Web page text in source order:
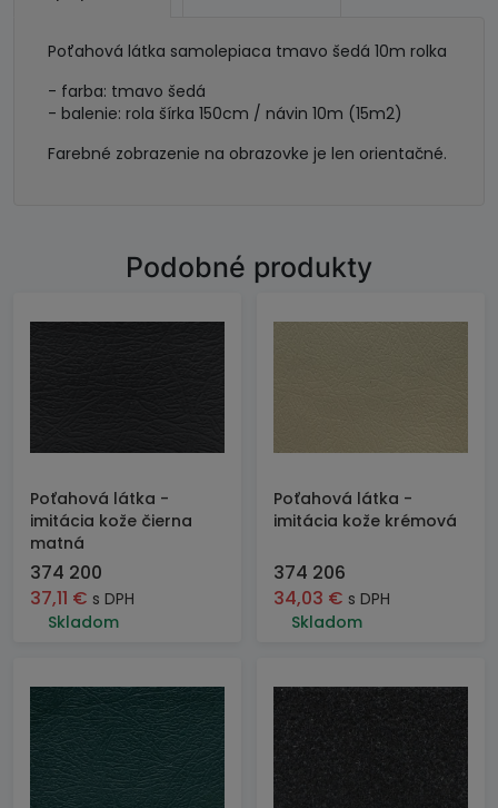
Poťahová látka samolepiaca tmavo šedá 10m rolka
- farba: tmavo šedá
- balenie: rola šírka 150cm / návin 10m (15m2)
Farebné zobrazenie na obrazovke je len orientačné.
Podobné produkty
Poťahová látka -
imitácia kože čierna
matná
374 200
37,11 € s DPH
Skladom
Poťahová látka -
imitácia kože krémová
374 206
34,03 € s DPH
Skladom